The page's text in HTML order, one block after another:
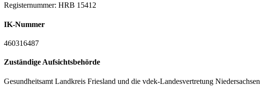
Registernummer: HRB 15412
IK-Nummer
460316487
Zuständige Aufsichtsbehörde
Gesundheitsamt Landkreis Friesland und die vdek-Landesvertretung Niedersachsen